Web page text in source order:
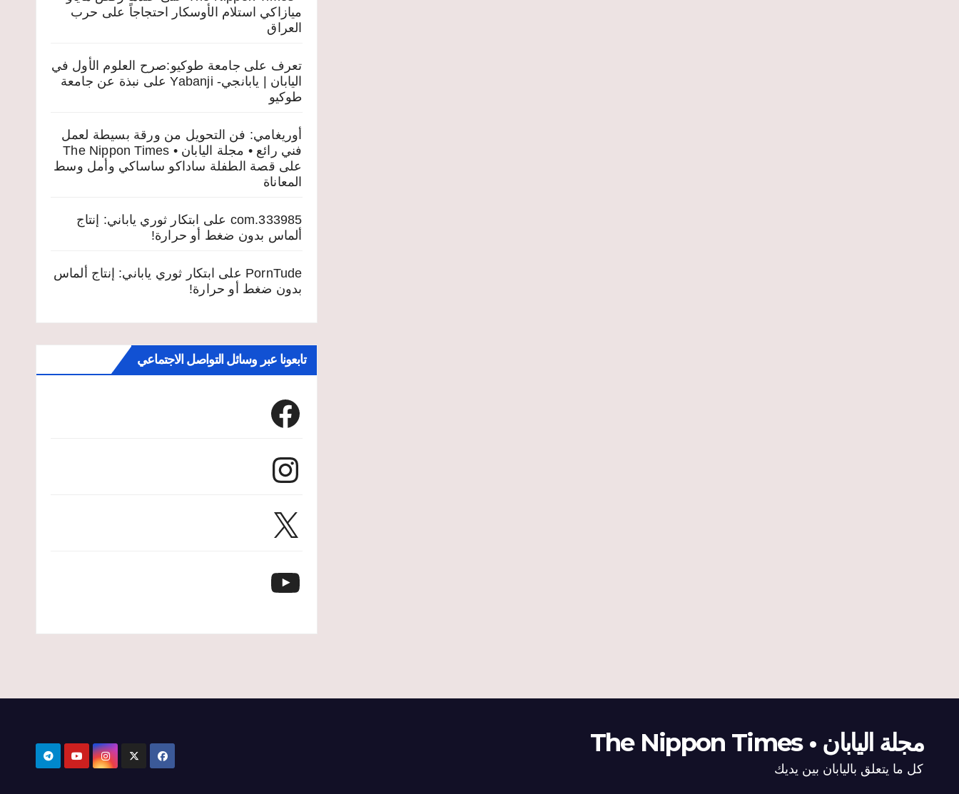
ميازاكي استلام الأوسكار احتجاجاً على حرب
العراق
تعرف على جامعة طوكيو:صرح العلوم الأول في
اليابان | يابانجي- Yabanji
على نبذة عن جامعة
طوكيو
أوريغامي: فن التحويل من ورقة بسيطة لعمل
فني رائع • مجلة اليابان • The Nippon Times
على قصة الطفلة ساداكو ساساكي وأمل وسط
المعاناة
333985.com على
ابتكار ثوري ياباني: إنتاج
ألماس بدون ضغط أو حرارة!
PornTude على ابتكار ثوري ياباني: إنتاج ألماس
بدون ضغط أو حرارة!
تابعونا عبر وسائل التواصل الاجتماعي
Facebook
Instagram
X
YouTube
مجلة اليابان • The Nippon Times
كل ما يتعلق باليابان بين يديك